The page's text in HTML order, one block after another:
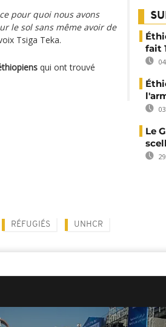
pour quoi nous avons
le sol sans même avoir de
Tsiga Teka.
qui ont trouvé
fait
Le
RÉFUGIÉS UNHCR